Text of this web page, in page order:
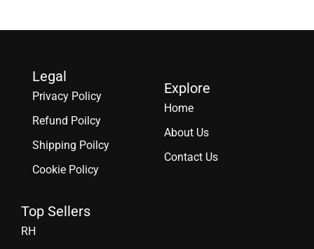
Legal
Privacy Policy
Refund Poilcy
Shipping Poilcy
Cookie Policy
Explore
Home
About Us
Contact Us
Top Sellers
RH